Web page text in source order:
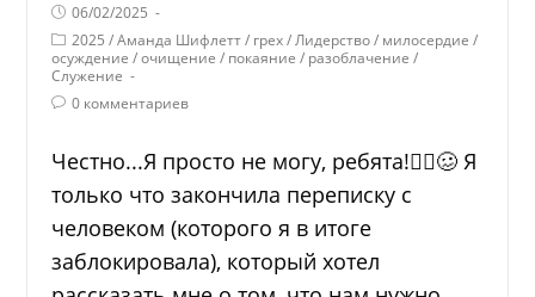
06/02/2025
2025 / Аманда Шифлетт / грех / Лидерство / милосердие /
осуждение / очищение / покаяние / разоблачение /
Служение
0 комментариев
Честно...Я просто не могу, ребята!🤦‍♀️🥴 Я
только что закончила переписку с
человеком (которого я в итоге
заблокировала), который хотел